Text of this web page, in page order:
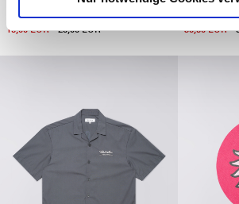
15,00 EUR 25,00 EUR 38,50 EUR